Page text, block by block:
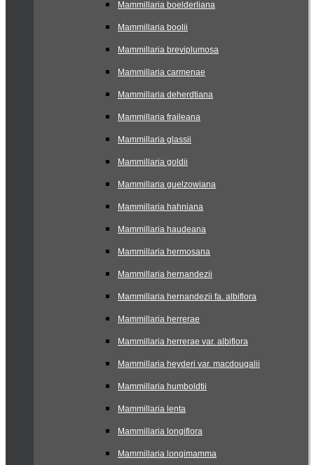
Mammillaria boelderliana
Mammillaria boolii
Mammillaria breviplumosa
Mammillaria carmenae
Mammillaria deherdtiana
Mammillaria fraileana
Mammillaria glassii
Mammillaria goldii
Mammillaria guelzowiana
Mammillaria hahniana
Mammillaria haudeana
Mammillaria hermosana
Mammillaria hernandezii
Mammillaria hernandezii fa. albiflora
Mammillaria herrerae
Mammillaria herrerae var. albiflora
Mammillaria heyderi var. macdougalii
Mammillaria humboldtii
Mammillaria lenta
Mammillaria longiflora
Mammillaria longimamma